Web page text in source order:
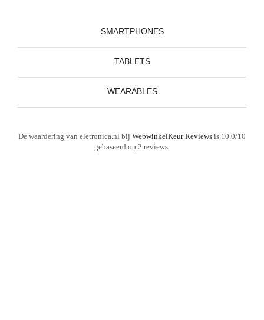
SMARTPHONES
TABLETS
WEARABLES
De waardering van eletronica.nl bij WebwinkelKeur Reviews is 10.0/10
gebaseerd op 2 reviews.